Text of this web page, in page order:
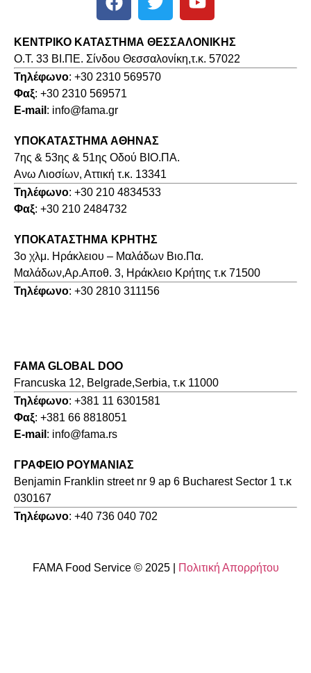
ΚΕΝΤΡΙΚΟ ΚΑΤΑΣΤΗΜΑ ΘΕΣΣΑΛΟΝΙΚΗΣ
O.T. 33 ΒΙ.ΠΕ. Σίνδου Θεσσαλονίκη,τ.κ. 57022
Τηλέφωνο: +30 2310 569570
Φαξ: +30 2310 569571
E-mail : info@fama.gr
ΥΠΟΚΑΤΑΣΤΗΜΑ ΑΘΗΝΑΣ
7ης & 53ης & 51ης Οδού ΒΙΟ.ΠΑ.
Ανω Λιοσίων, Αττική τ.κ. 13341
Τηλέφωνο: +30 210 4834533
Φαξ: +30 210 2484732
ΥΠΟΚΑΤΑΣΤΗΜΑ ΚΡΗΤΗΣ
3o χλμ. Ηράκλειου – Μαλάδων Βιο.Πα.
Μαλάδων,Αρ.Αποθ. 3, Ηράκλειο Κρήτης τ.κ 71500
Τηλέφωνο: +30 2810 311156
FAMA GLOBAL DOO
Francuska 12, Belgrade,Serbia, τ.κ 11000
Τηλέφωνο: +381 11 6301581
Φαξ: +381 66 8818051
E-mail : info@fama.rs
ΓΡΑΦΕΙΟ ΡΟΥΜΑΝΙΑΣ
Benjamin Franklin street nr 9 ap 6 Bucharest Sector 1 τ.κ
030167
Τηλέφωνο: +40 736 040 702
FAMA Food Service © 2025 | Πολιτική Απορρήτου